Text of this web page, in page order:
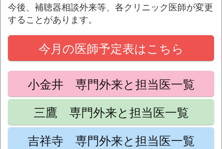
今後、補聴器相談外来等、各クリニック医師が変更
することがあります。
今月の医師予定表はこちら
小金井 専門外来と担当医一覧
三鷹 専門外来と担当医一覧
吉祥寺 専門外来と担当医一覧